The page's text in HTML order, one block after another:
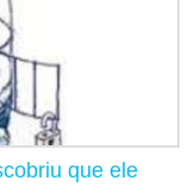
que ele